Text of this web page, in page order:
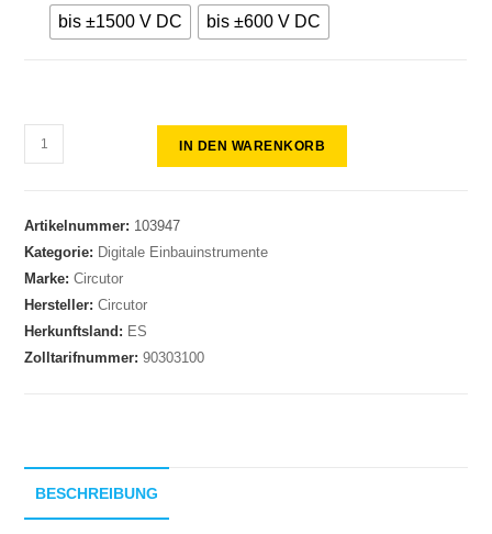
bis ±1500 V DC bis ±600 V DC
IN DEN WARENKORB
Artikelnummer: 103947
Kategorie: Digitale Einbauinstrumente
Marke:Circutor
Hersteller:Circutor
Herkunftsland: ES
Zolltarifnummer:90303100
BESCHREIBUNG